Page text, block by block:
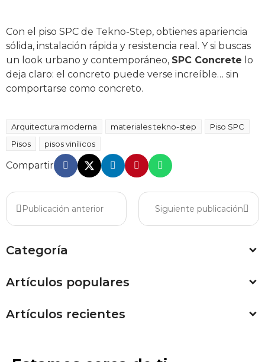
Con el piso SPC de Tekno-Step, obtienes apariencia
sólida, instalación rápida y resistencia real. Y si buscas
un look urbano y contemporáneo, SPC Concrete lo
deja claro: el concreto puede verse increíble… sin
comportarse como concreto.
Arquitectura moderna materiales tekno-step
Piso SPC
Pisos
pisos vinílicos
Compartir
Publicación anterior Siguiente publicación
Categoría
Artículos populares
Artículos recientes